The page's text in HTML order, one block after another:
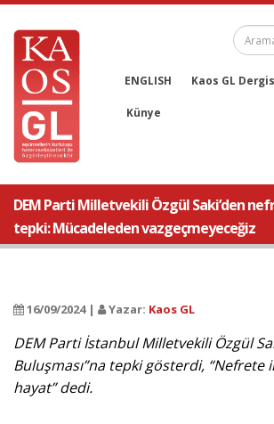
ENGLISH Kaos GL
Künye
DEM Parti Milletvekili Özgül Saki’den
tepki: Mücadeleden vazgeçmeyeceğiz
16/09/2024 | Yazar: Kaos GL
DEM Parti İstanbul Milletvekili Özgül
Buluşması”na tepki gösterdi, “Nefrete
hayat” dedi.